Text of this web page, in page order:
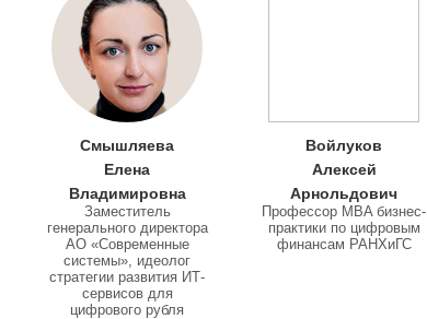
Смышляева
Елена
Владимировна
Заместитель
генерального директора
АО «Современные
системы», идеолог
стратегии развития ИТ-
сервисов для
цифрового рубля
Войлуков
Алексей
Арнольдович
Профессор MBA бизнес-
практики по цифровым
финансам РАНХиГС